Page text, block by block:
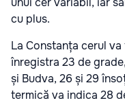
cu plus.
La Constanța cerul
înregistra 23 de
și Budva, 26 și 29
termică va indica 28